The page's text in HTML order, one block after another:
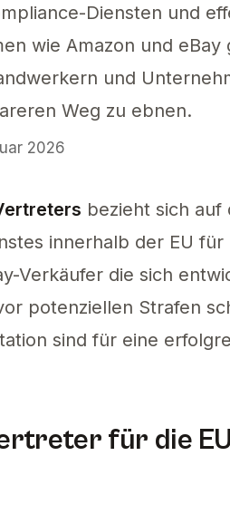
Diensten und
wie Amazon und
und
Weg zu ebnen.
2026
stellt sicher,
bezieht sich auf
innerhalb der EU
Verkäufer die sich
potenziellen Strafen
sind für eine
für die